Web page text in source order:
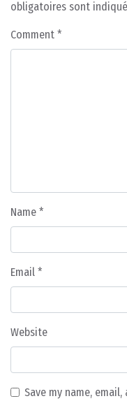
obligatoires sont
Comment *
Name *
Email *
Website
Save my name,